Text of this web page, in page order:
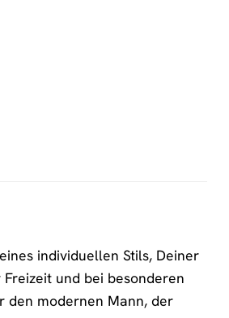
individuellen Stils, Deiner
und bei besonderen
den modernen Mann, der